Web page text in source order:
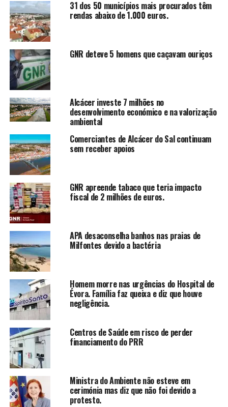
31 dos 50 municípios mais procurados têm
rendas abaixo de 1.000 euros.
GNR deteve 5 homens que caçavam ouriços
Alcácer investe 7 milhões no
desenvolvimento económico e na valorização
ambiental
Comerciantes de Alcácer do Sal continuam
sem receber apoios
GNR apreende tabaco que teria impacto
fiscal de 2 milhões de euros.
APA desaconselha banhos nas praias de
Milfontes devido a bactéria
Homem morre nas urgências do Hospital de
Évora. Família faz queixa e diz que houve
negligência.
Centros de Saúde em risco de perder
financiamento do PRR
Ministra do Ambiente não esteve em
cerimónia mas diz que não foi devido a
protesto.